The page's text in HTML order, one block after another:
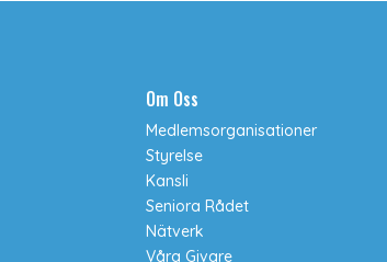
Om Oss
Medlemsorganisationer
Styrelse
Kansli
Seniora Rådet
Nätverk
Våra Givare